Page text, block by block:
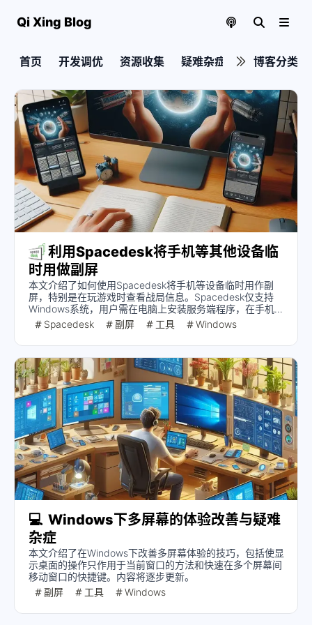
Qi Xing Blog
首页 开发调优 资源收集 疑难杂症 实用教程
博客分类
利用Spacedesk将手机等其他设备临
时用做副屏
本文介绍了如何使用Spacedesk将手机等设备临时用作副
屏，特别是在玩游戏时查看战局信息。Spacedesk仅支持
Windows系统，用户需在电脑上安装服务端程序，在手机上
安装客户端程序，并根据需求调整分辨率和帧率。推荐在
Windows系统上调整缩放比例以获得更好的显示效果。
Spacedesk 副屏 工具 Windows
💻 Windows下多屏幕的体验改善与疑难
杂症
本文介绍了在Windows下改善多屏幕体验的技巧，包括使显
示桌面的操作只作用于当前窗口的方法和快速在多个屏幕间
移动窗口的快捷键。内容将逐步更新。
副屏
工具 Windows